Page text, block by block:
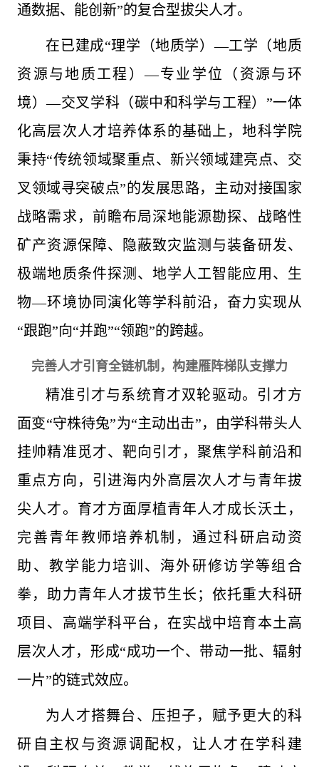
通数据、能创新”的复合型拔尖人才。
在已建成“理学（地质学）—工学（地质
资源与地质工程）—专业学位（资源与环
境）—交叉学科（碳中和科学与工程）”一体
化高层次人才培养体系的基础上，地科学院
秉持“传统领域聚重点、新兴领域建亮点、交
叉领域寻突破点”的发展思路，主动对接国家
战略需求，前瞻布局深地能源勘探、战略性
矿产资源保障、隐蔽致灾监测与装备研发、
极端地质条件探测、地学人工智能应用、生
物—环境协同演化等学科前沿，奋力实现从
“跟跑”向“并跑”“领跑”的跨越。
完善人才引育全链机制，构建雁阵梯队支撑力
精准引才与系统育才双轮驱动。引才方
面变“守株待兔”为“主动出击”，由学科带头人
挂帅精准觅才、靶向引才，聚焦学科前沿和
重点方向，引进海内外高层次人才与青年拔
尖人才。育才方面厚植青年人才成长沃土，
完善青年教师培养机制，通过科研启动资
助、教学能力培训、海外研修访学等组合
拳，助力青年人才拔节生长；依托重大科研
项目、高端学科平台，在实战中培育本土高
层次人才，形成“成功一个、带动一批、辐射
一片”的链式效应。
为人才搭舞台、压担子，赋予更大的科
研自主权与资源调配权，让人才在学科建